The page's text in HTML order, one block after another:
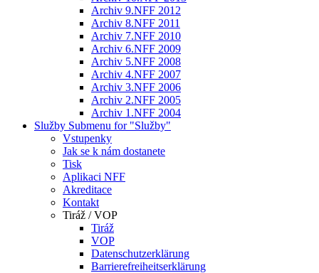
Archiv 9.NFF 2012
Archiv 8.NFF 2011
Archiv 7.NFF 2010
Archiv 6.NFF 2009
Archiv 5.NFF 2008
Archiv 4.NFF 2007
Archiv 3.NFF 2006
Archiv 2.NFF 2005
Archiv 1.NFF 2004
Služby Submenu for "Služby"
Vstupenky
Jak se k nám dostanete
Tisk
Aplikaci NFF
Akreditace
Kontakt
Tiráž / VOP
Tiráž
VOP
Datenschutzerklärung
Barrierefreiheitserklärung